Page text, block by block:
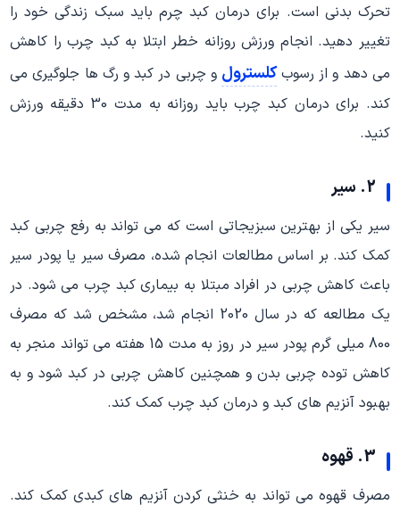
تحرک بدنی است. برای درمان کبد چرم باید سبک زندگی خود را
تغییر دهید. انجام ورزش روزانه خطر ابتلا به کبد چرب را کاهش
می دهد و از رسوبکلسترول و چربی در کبد و رگ ها جلوگیری می
کند. برای درمان کبد چرب باید روزانه به مدت 30 دقیقه ورزش
کنید.
2. سیر
سیر یکی از بهترین سبزیجاتی است که می تواند به رفع چربی کبد
کمک کند. بر اساس مطالعات انجام شده، مصرف سیر یا پودر سیر
باعث کاهش چربی در افراد مبتلا به بیماری کبد چرب می شود. در
یک مطالعه که در سال 2020 انجام شد، مشخص شد که مصرف
800 میلی گرم پودر سیر در روز به مدت 15 هفته می تواند منجر به
کاهش توده چربی بدن و همچنین کاهش چربی در کبد شود و به
بهبود آنزیم های کبد و درمان کبد چرب کمک کند.
3. قهوه
مصرف قهوه می تواند به خنثی کردن آنزیم های کبدی کمک کند.